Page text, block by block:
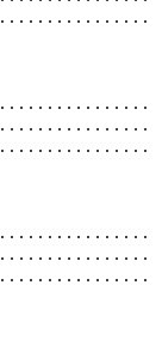
. . . . . . . . . . . . . . .
. . . . . . . . . . . . . . .
. . . . . . . . . . . . . . .
. . . . . . . . . . . . . . .
. . . . . . . . . . . . . . .
. . . . . . . . . . . . . . .
. . . . . . . . . . . . . . .